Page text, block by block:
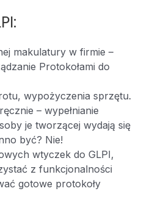
makulatury w firmie –
Protokołami do
wypożyczenia sprzętu.
– wypełnianie
je tworzącej wydają się
być? Nie!
wtyczek do GLPI,
z funkcjonalności
gotowe protokoły